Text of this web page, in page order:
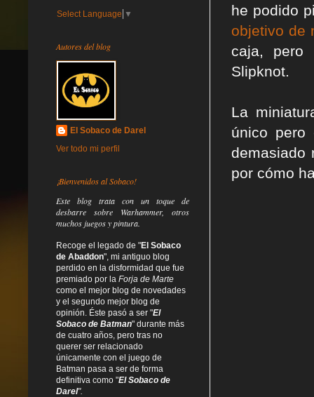
he podido
objetivo de
caja, pero
Slipknot.
La
único
demasiado
por cómo
Select Language ▼
Autores del blog
El Sobaco de Darel
Ver todo mi perfil
¡Bienvenidos al Sobaco!
Este blog trata con un toque de
desbarre sobre Warhammer, otros
muchos juegos y pintura.
Recoge el legado de "El Sobaco
de Abaddon", mi antiguo blog
perdido en la disformidad que fue
premiado por la Forja de Marte
como el mejor blog de novedades
y el segundo mejor blog de
opinión. Éste pasó a ser "El
Sobaco de Batman" durante más
de cuatro años, pero tras no
querer ser relacionado
únicamente con el juego de
Batman pasa a ser de forma
definitiva como "El Sobaco de
Darel".